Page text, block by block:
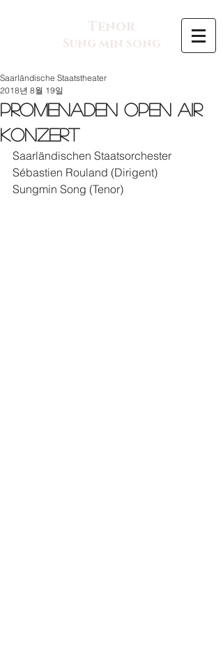
Tenor
Sung min song
Promenaden Open air
Konzert
Saarländische Staatstheater
2018년 8월 19일
Saarländischen Staatsorchester
Sébastien Rouland (Dirigent)
Sungmin Song (Tenor)